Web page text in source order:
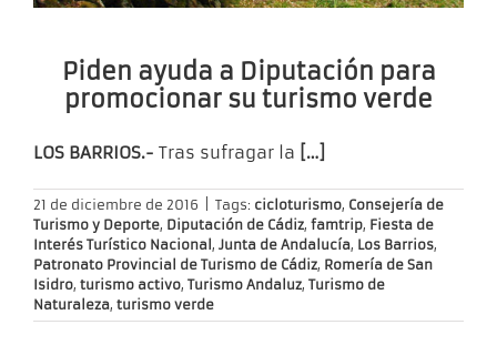
Piden ayuda a Diputación para
promocionar su turismo verde
LOS BARRIOS.- Tras sufragar la […]
21 de diciembre de 2016 Tags: cicloturismo, Consejería de
Turismo y Deporte, Diputación de Cádiz, famtrip, Fiesta de
Interés Turístico Nacional, Junta de Andalucía, Los Barrios,
Patronato Provincial de Turismo de Cádiz, Romería de San
Isidro, turismo activo, Turismo Andaluz, Turismo de
Naturaleza, turismo verde